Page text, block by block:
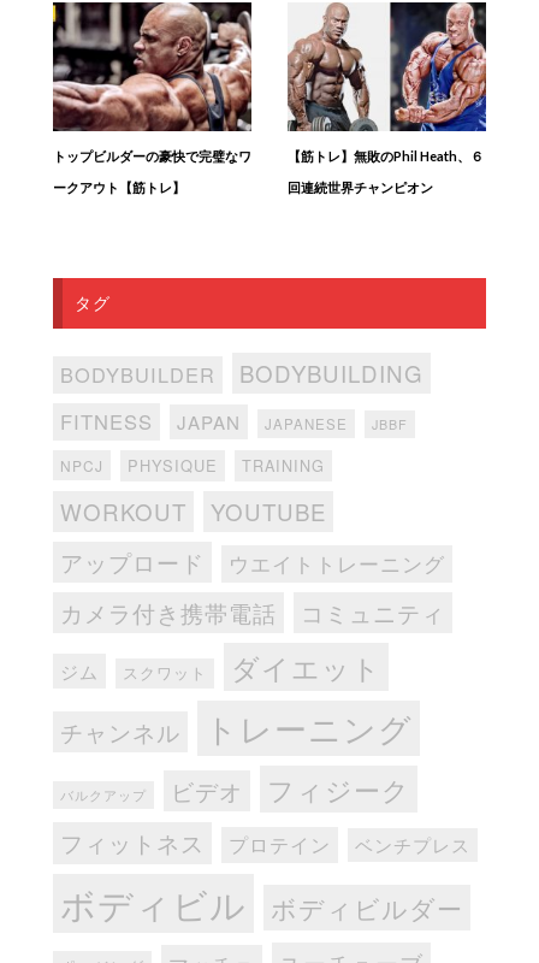
トップビルダーの豪快で完璧なワ
ークアウト【筋トレ】
【筋トレ】無敗のPhil Heath、６
回連続世界チャンピオン
タグ
BODYBUILDER BODYBUILDING
FITNESS JAPAN JAPANESE JBBF
NPCJ PHYSIQUE TRAINING
WORKOUT
YOUTUBE
アップロード
ウエイトトレーニング
カメラ付き携帯電話 コミュニティ
ジム スクワット ダイエット
チャンネル トレーニング
バルクアップ ビデオ フィジーク
フィットネス プロテイン ベンチプレス
ボディビル ボディビルダー